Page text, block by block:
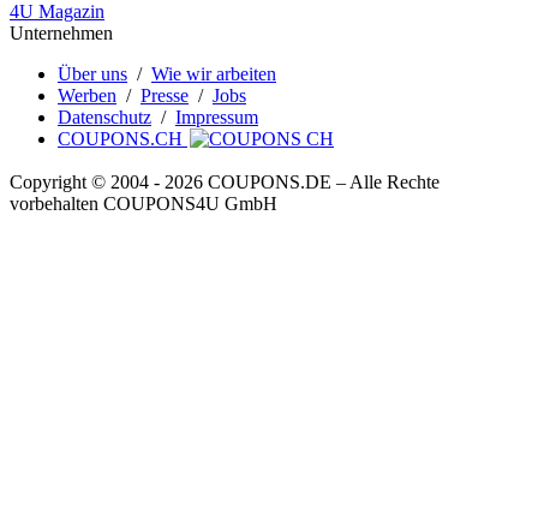
4U Magazin
Unternehmen
Über uns / Wie wir arbeiten
Werben / Presse / Jobs
Datenschutz / Impressum
COUPONS.CH
Copyright © 2004 ‐ 2026 COUPONS.DE – Alle Rechte
vorbehalten COUPONS4U GmbH